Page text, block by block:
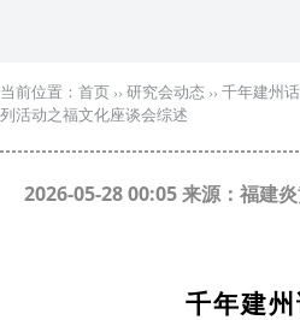
当前位置： 首页 ›› 研究会动态 ›› 千年建州
列活动之福文化座谈会综述
2026-05-28 00:05 来源：福建
千年建